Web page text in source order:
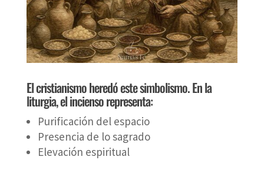
El cristianismo heredó este simbolismo. En la
liturgia, el incienso representa:
Purificación del espacio
Presencia de lo sagrado
Elevación espiritual